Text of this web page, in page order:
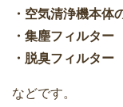
・空気清浄機本体
・集塵フィルター
・脱臭フィルター
などです。